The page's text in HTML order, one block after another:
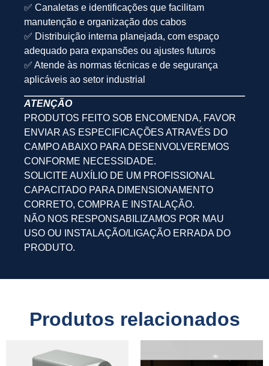
✅ Canaletas e identificações que facilitam
manutenção e organização dos cabos
✅ Distribuição interna planejada, com espaço
adequado para expansões ou ajustes futuros
✅ Atende às normas técnicas e de segurança
aplicáveis ao setor industrial
ATENÇÃO
PRODUTOS FEITO SOB ENCOMENDA, FAVOR
ENVIAR AS ESPECIFICAÇÕES ATRAVÉS DO
CAMPO ABAIXO PARA DESENVOLVEREMOS
CONFORME NECESSIDADE.
SOLICITE AUXÍLIO DE UM PROFISSIONAL
CAPACITADO PARA DIMENSIONAMENTO
CORRETO, COMPRA E INSTALAÇÃO.
NÃO NOS RESPONSABILIZAMOS POR MAU
USO OU INSTALAÇÃO/LIGAÇÃO ERRADA DO
PRODUTO.
Produtos relacionados